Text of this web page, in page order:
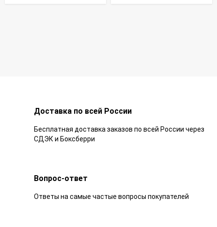
Доставка по всей России
Бесплатная доставка заказов по всей России через
СДЭК и Боксберри
Вопрос-ответ
Ответы на самые частые вопросы покупателей